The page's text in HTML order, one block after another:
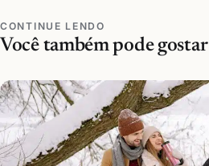
CONTINUE LENDO
Você também pode gostar